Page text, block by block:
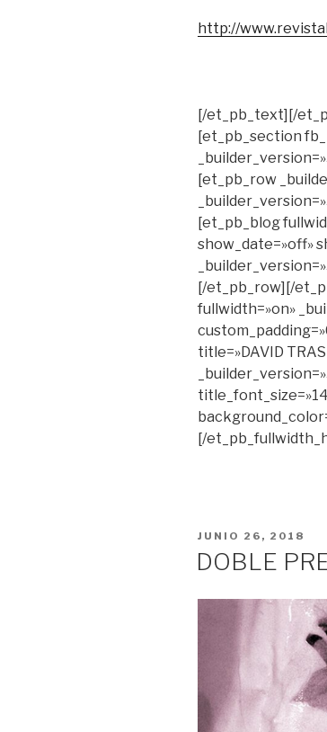
http://
[/et_pb_text][/
[et_pb_section
[et_pb_row
[et_pb_blog
show_date=»off»
[/et_pb_row][/
fullwidth=»on»
title=»DAVID
[/
PUBLICADO
EN
JUNIO 26, 2018
DOBLE